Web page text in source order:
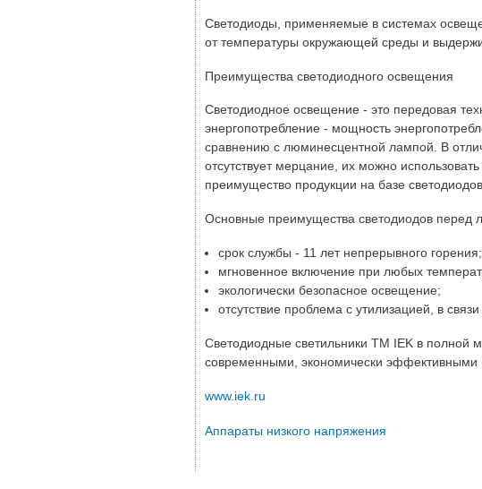
Светодиоды, применяемые в системах
от температуры окружающей среды и
Преимущества светодиодного освещения
Светодиодное освещение - это передовая
энергопотребление - мощность
сравнению с люминесцентной лампой. В
отсутствует мерцание, их можно
преимущество продукции на базе
Основные преимущества светодиодов
срок службы - 11 лет непрерывного горения;
мгновенное включение при любых
экологически безопасное освещение;
отсутствие проблема с утилизацией, в
Светодиодные светильники ТМ IEK в полной
современными, экономически эффективными
www.iek.ru
Аппараты низкого напряжения